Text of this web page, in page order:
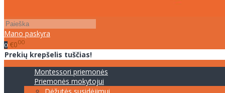
Mano paskyra
0 €000
Prekių krepšelis tuščias!
Montessori priemonės
Priemonės mokytojui
Dėžutės susidėjimui